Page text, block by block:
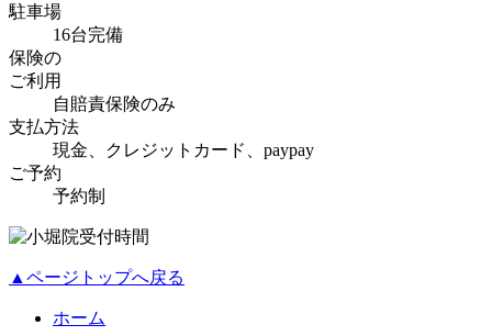
駐車場
16台完備
保険の
ご利用
自賠責保険のみ
支払方法
現金、クレジットカード、paypay
ご予約
予約制
▲ページトップへ戻る
ホーム